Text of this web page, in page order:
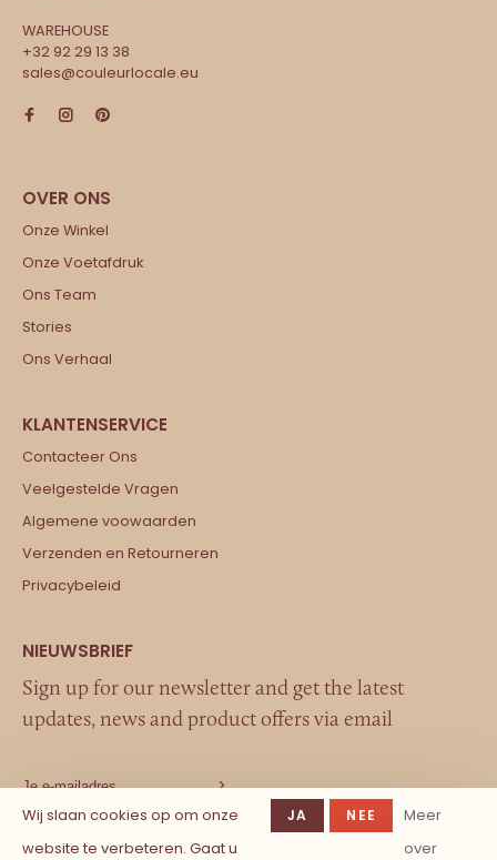
WAREHOUSE
+32 92 29 13 38
sales@couleurlocale.eu
Onze Winkel
Onze Voetafdruk
Ons Team
Stories
Ons Verhaal
Contacteer Ons
Veelgestelde Vragen
Algemene voowaarden
Verzenden en Retourneren
Privacybeleid
Sign up for our newsletter and get the latest
updates, news and product offers via email
Wij slaan cookies op om onze
website te verbeteren. Gaat u
JA NEE
Meer
over